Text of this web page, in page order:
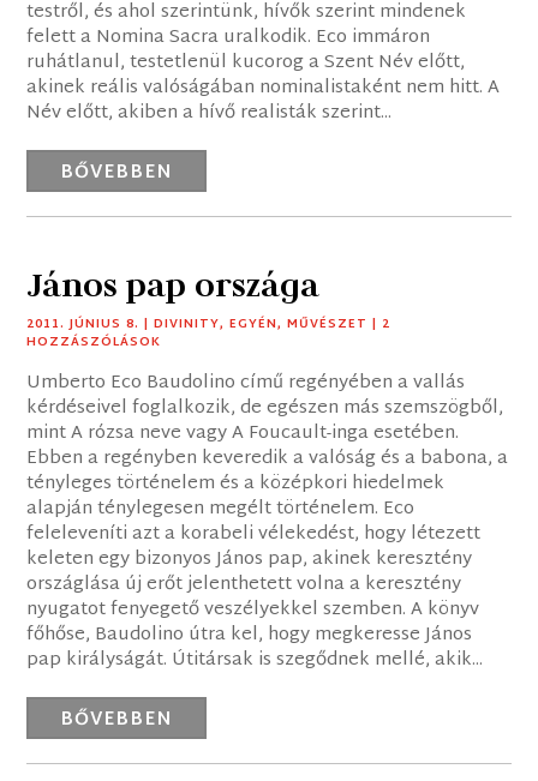
testről, és ahol szerintünk, hívők szerint mindenek
felett a Nomina Sacra uralkodik. Eco immáron
ruhátlanul, testetlenül kucorog a Szent Név előtt,
akinek reális valóságában nominalistaként nem hitt. A
Név előtt, akiben a hívő realisták szerint...
BŐVEBBEN
János pap országa
2011. JÚNIUS 8. |DIVINITY,EGYÉN,MŰVÉSZET | 2
HOZZÁSZÓLÁSOK
Umberto Eco Baudolino című regényében a vallás
kérdéseivel foglalkozik, de egészen más szemszögből,
mint A rózsa neve vagy A Foucault-inga esetében.
Ebben a regényben keveredik a valóság és a babona, a
tényleges történelem és a középkori hiedelmek
alapján ténylegesen megélt történelem. Eco
feleleveníti azt a korabeli vélekedést, hogy létezett
keleten egy bizonyos János pap, akinek keresztény
országlása új erőt jelenthetett volna a keresztény
nyugatot fenyegető veszélyekkel szemben. A könyv
főhőse, Baudolino útra kel, hogy megkeresse János
pap királyságát. Útitársak is szegődnek mellé, akik...
BŐVEBBEN